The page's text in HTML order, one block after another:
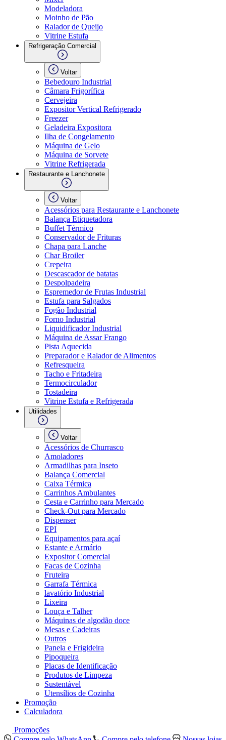
Modeladora
Moinho de Pão
Ralador de Queijo
Vitrine Estufa
Refrigeração Comercial
Voltar
Bebedouro Industrial
Câmara Frigorífica
Cervejeira
Expositor Vertical Refrigerado
Freezer
Geladeira Expositora
Ilha de Congelamento
Máquina de Gelo
Máquina de Sorvete
Vitrine Refrigerada
Restaurante e Lanchonete
Voltar
Acessórios para Restaurante e Lanchonete
Balança Etiquetadora
Buffet Térmico
Conservador de Frituras
Chapa para Lanche
Char Broiler
Crepeira
Descascador de batatas
Despolpadeira
Espremedor de Frutas Industrial
Estufa para Salgados
Fogão Industrial
Forno Industrial
Liquidificador Industrial
Máquina de Assar Frango
Pista Aquecida
Preparador e Ralador de Alimentos
Refresqueira
Tacho e Fritadeira
Termocirculador
Tostadeira
Vitrine Estufa e Refrigerada
Utilidades
Voltar
Acessórios de Churrasco
Amoladores
Armadilhas para Inseto
Balança Comercial
Caixa Térmica
Carrinhos Ambulantes
Cesta e Carrinho para Mercado
Check-Out para Mercado
Dispenser
EPI
Equipamentos para açaí
Estante e Armário
Expositor Comercial
Facas de Cozinha
Fruteira
Garrafa Térmica
lavatório Industrial
Lixeira
Louça e Talher
Máquinas de algodão doce
Mesas e Cadeiras
Outros
Panela e Frigideira
Pipoqueira
Placas de Identificação
Produtos de Limpeza
Sustentável
Utensílios de Cozinha
Promoção
Calculadora
Promoções